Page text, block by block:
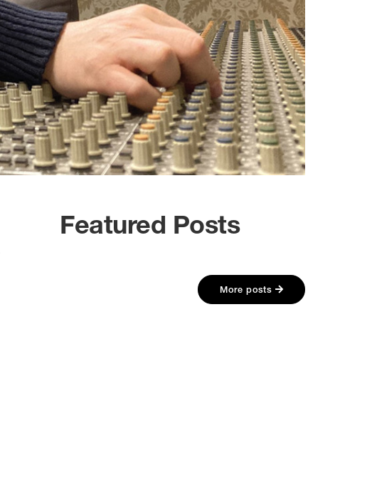
Featured Posts
More posts